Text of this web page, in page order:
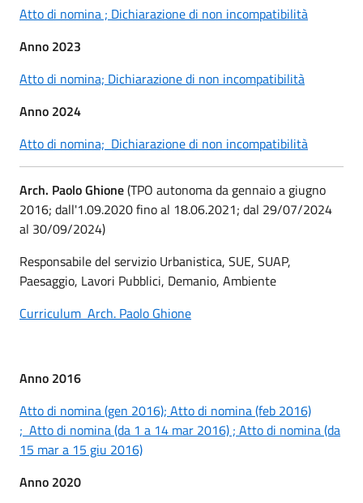
Atto di nomina ; Dichiarazione di non incompatibilità
Anno 2023
Atto di nomina; Dichiarazione di non incompatibilità
Anno 2024
Atto di nomina; Dichiarazione di non incompatibilità
Arch. Paolo Ghione(TPO autonoma da gennaio a giugno
2016; dall'1.09.2020 fino al 18.06.2021; dal 29/07/2024
al 30/09/2024)
Responsabile del servizio Urbanistica, SUE, SUAP,
Paesaggio, Lavori Pubblici, Demanio, Ambiente
Curriculum Arch. Paolo Ghione
Anno 2016
Atto di nomina (gen 2016); Atto di nomina (feb 2016)
; Atto di nomina (da 1 a 14 mar 2016) ; Atto di nomina (da
15 mar a 15 giu 2016)
Anno 2020